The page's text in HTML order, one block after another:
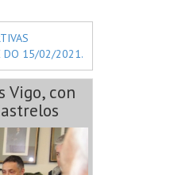
DO 15/02/2021.
Vigo, con